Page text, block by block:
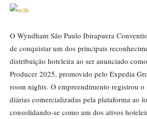
O Wyndham São Paulo Ibirapuera
de conquistar um dos principais
distribuição hoteleira ao ser anunciado
Producer 2025, promovido pelo Expedia
room nights. O empreendimento registrou
diárias comercializadas pela plataforma ao
consolidando-se como um dos ativos